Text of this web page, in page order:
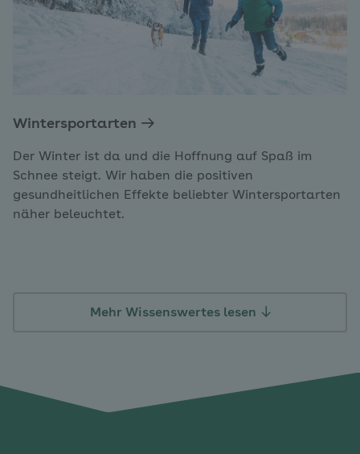
Wintersportarten
Der Winter ist da und die Hoffnung auf Spaß im
Schnee steigt. Wir haben die positiven
gesundheitlichen Effekte beliebter Wintersportarten
näher beleuchtet.
Mehr Wissenswertes lesen